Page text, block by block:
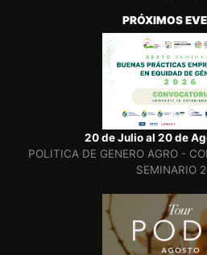
PRÓXIMOS
20 de Julio al 20 de
POLITICA DE GENERO AGRO -
SEMINARIO